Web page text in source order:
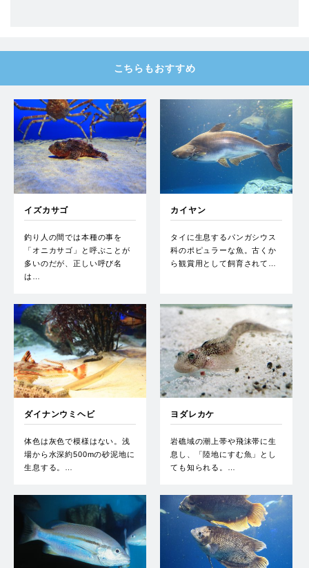
こちらもおすすめ
イズカサゴ
釣り人の間では本種の事を
「オニカサゴ」と呼ぶことが
多いのだが、正しい呼び名
は…
カイヤン
タイに生息するパンガシウス
科のポピュラーな魚。古くか
ら観賞用として飼育されて…
ダイナンウミヘビ
体色は灰色で模様はない。浅
場から水深約500mの砂泥地に
生息する。…
ヨダレカケ
岩礁域の潮上帯や飛沫帯に生
息し、「陸地にすむ魚」とし
ても知られる。…